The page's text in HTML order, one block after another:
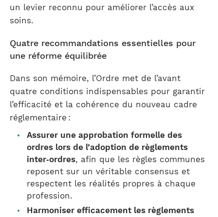
un levier reconnu pour améliorer l’accès aux
soins.
Quatre recommandations essentielles pour
une réforme équilibrée
Dans son mémoire, l’Ordre met de l’avant
quatre conditions indispensables pour garantir
l’efficacité et la cohérence du nouveau cadre
réglementaire :
Assurer une approbation formelle des
ordres lors de l’adoption de règlements
inter‑ordres, afin que les règles communes
reposent sur un véritable consensus et
respectent les réalités propres à chaque
profession.
Harmoniser efficacement les règlements